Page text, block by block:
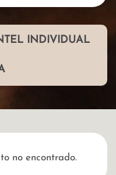
INDIVIDUAL
no encontrado.